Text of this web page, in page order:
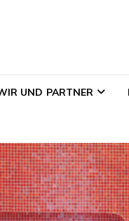
UND PARTNER